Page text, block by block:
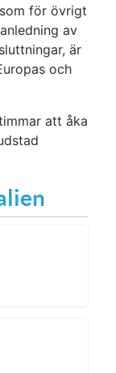
för övrigt
av
är
och
att åka